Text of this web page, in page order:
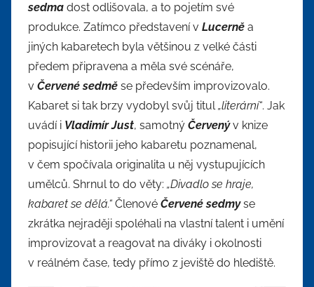
sedma dost odlišovala, a to pojetím své
produkce. Zatímco představení v Lucerně a
jiných kabaretech byla většinou z velké části
předem připravena a měla své scénáře,
v Červené sedmě se především improvizovalo.
Kabaret si tak brzy vydobyl svůj titul„literární“. Jak
uvádí i Vladimír Just, samotný Červenýv knize
popisující historii jeho kabaretu poznamenal,
v čem spočívala originalita u něj vystupujících
umělců. Shrnul to do věty: „Divadlo se hraje,
kabaret se dělá.“ Členové Červené sedmyse
zkrátka nejraději spoléhali na vlastní talent i umění
improvizovat a reagovat na diváky i okolnosti
v reálném čase, tedy přímo z jeviště do hlediště.